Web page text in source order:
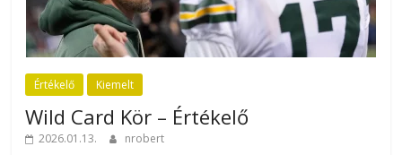
Értékelő Kiemelt
Wild Card Kör – Értékelő
2026.01.13. nrobert